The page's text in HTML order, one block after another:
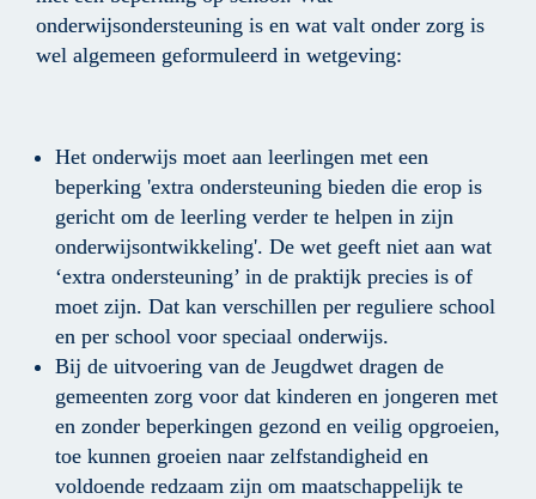
onderwijsondersteuning is en wat valt onder zorg is
wel algemeen geformuleerd in wetgeving:
Het onderwijs moet aan leerlingen met een
beperking 'extra ondersteuning bieden die erop is
gericht om de leerling verder te helpen in zijn
onderwijsontwikkeling'. De wet geeft niet aan wat
‘extra ondersteuning’ in de praktijk precies is of
moet zijn. Dat kan verschillen per reguliere school
en per school voor speciaal onderwijs.
Bij de uitvoering van de Jeugdwet dragen de
gemeenten zorg voor dat kinderen en jongeren met
en zonder beperkingen gezond en veilig opgroeien,
toe kunnen groeien naar zelfstandigheid en
voldoende redzaam zijn om maatschappelijk te